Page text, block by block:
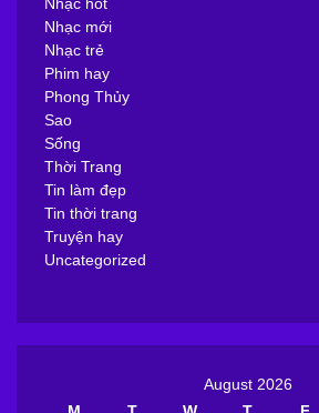
Nhạc mới
Nhạc trẻ
Phim hay
Phong Thủy
Sao
Sống
Thời Trang
Tin làm đẹp
Tin thời trang
Truyện hay
Uncategorized
August 2026